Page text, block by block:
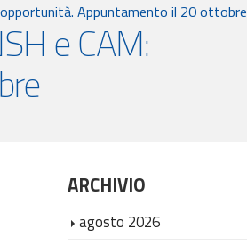
opportunità. Appuntamento il 20 ottobre
e CAM:
ARCHIVIO
agosto 2026